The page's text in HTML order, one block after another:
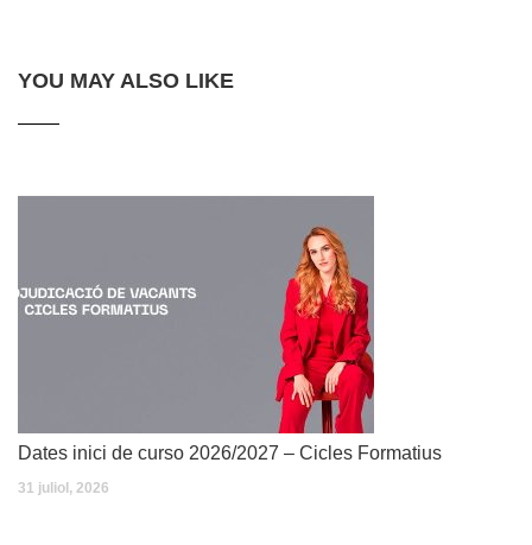
YOU MAY ALSO LIKE
Dates inici de curso 2026/2027 – Cicles Formatius
31 juliol, 2026